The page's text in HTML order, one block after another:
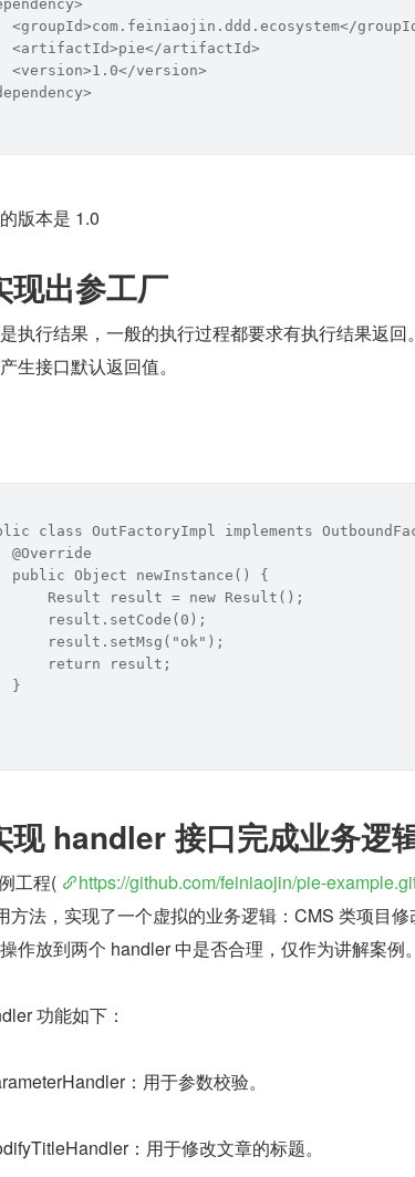
<groupId>com.feiniaojin.ddd.ecosystem</
<artifactId>pie</artifactId>
<version>1.0</version>
版本是 1.0
现出参工厂
执行结果，一般的执行过程都要求有执行结果返
生接口默认返回值。
class OutFactoryImpl implements
@Override
public Object newInstance() {
Result result = new Result();
result.setCode(0);
result.setMsg("ok");
return result;
}
现 handler 接口完成业务逻
工程( https://github.com/feiniaojin/pie-
方法，实现了一个虚拟的业务逻辑：CMS 类项目
作放到两个 handler 中是否合理，仅作为讲解案例。
功能如下：
：用于参数校验。
：用于修改文章的标题。